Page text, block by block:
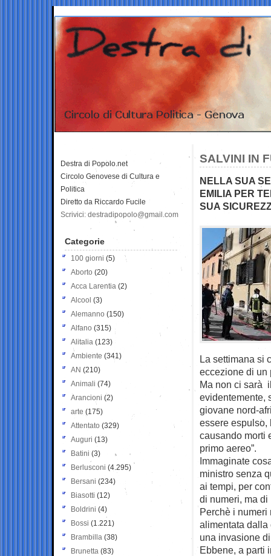
SALVINI IN
NELLA SUA
EMILIA PER
SUA
La settimana si
eccezione di un
Ma non ci sarà
evidentemente,
giovane nord-
essere espulso,
causando morti
primo aereo”.
Immaginate
ministro senza
ai tempi, per
di numeri, ma
Perchè i
alimentata dalla
una invasione
Ebbene, a parti
Destra di Popolo.net
Circolo Genovese di Cultura e
Politica
Diretto da Riccardo Fucile
Scrivici: destradipopolo@gmail.com
Categorie
100 giorni (5)
Aborto (20)
Acca Larentia (2)
Alcool (3)
Alemanno (150)
Alfano (315)
Alitalia (123)
Ambiente (341)
AN (210)
Animali (74)
Arancioni (2)
arte (175)
Attentato (329)
Auguri (13)
Batini (3)
Berlusconi (4.295)
Bersani (234)
Biasotti (12)
Boldrini (4)
Bossi (1.221)
Brambilla (38)
Brunetta (83)